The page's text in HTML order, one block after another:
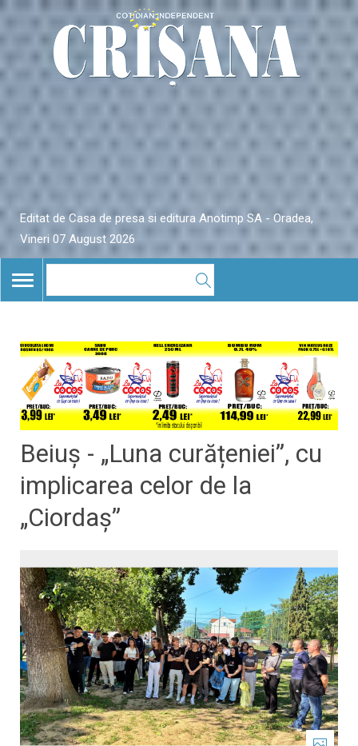
Editat de Casa de presa si editura Anotimp SA - Oradea,
Vineri 07 August 2026
TOGGLE
NAVIGATION
Beiuș - „Luna curățeniei”, cu
implicarea celor de la
„Ciordaș”